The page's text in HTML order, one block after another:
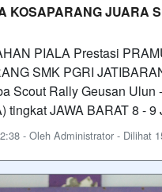
KOSAPARANG JUARA
PIALA Prestasi
SMK PGRI
Scout Rally Geusan Ulun
tingkat JAWA BARAT 8 - 9
- Oleh Administrator - Dilihat